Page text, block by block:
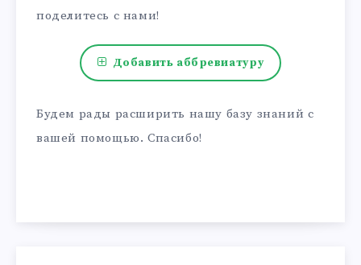
поделитесь с нами!
Добавить аббревиатуру
Будем рады расширить нашу базу знаний с
вашей помощью. Спасибо!